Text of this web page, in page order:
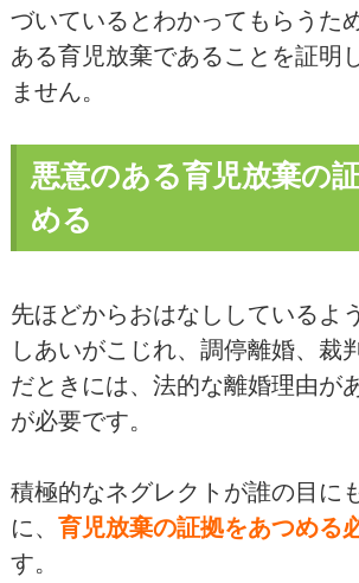
づいているとわかってもらうた
ある育児放棄であることを証明
ません。
悪意のある育児放棄の
める
先ほどからおはなししているよ
しあいがこじれ、調停離婚、裁
だときには、法的な離婚理由が
が必要です。
積極的なネグレクトが誰の目に
に、育児放棄の証拠をあつめる
す。